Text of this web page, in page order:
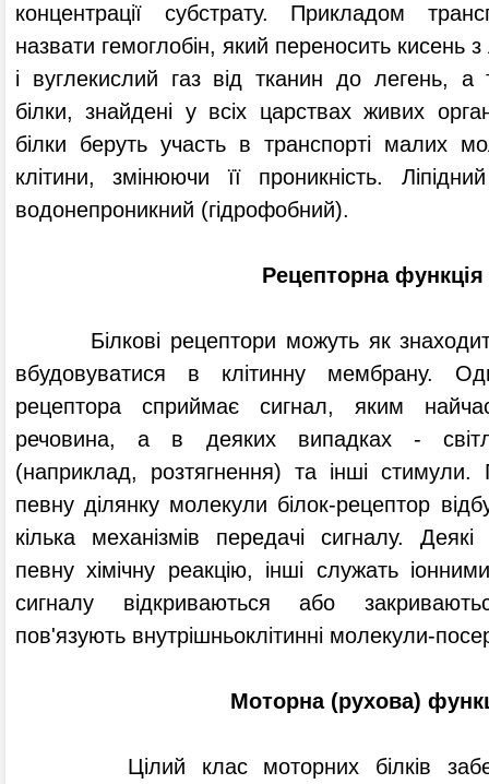
концентрації субстрату. Прикладом
назвати гемоглобін, який переносить кисень
і вуглекислий газ від тканин до легень, а
білки, знайдені у всіх царствах живих
білки беруть участь в транспорті малих
клітини, змінюючи її проникність.
водонепроникний (гідрофобний).
Рецепторна функція
Білкові рецептори можуть як
вбудовуватися в клітинну мембрану.
рецептора сприймає сигнал, яким
речовина, а в деяких випадках -
(наприклад, розтягнення) та інші
певну ділянку молекули білок-рецептор
кілька механізмів передачі сигналу.
певну хімічну реакцію, інші служать
сигналу відкриваються або
пов'язують внутрішньоклітинні молекули-
Моторна (рухова)
Цілий клас моторних білків